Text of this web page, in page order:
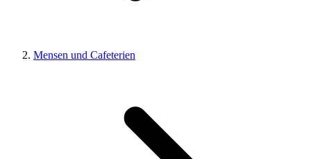
Mensen und Cafeterien